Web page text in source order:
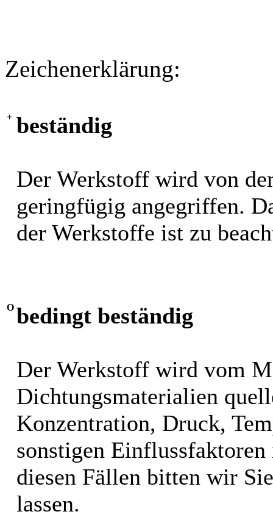
Zeichenerklärung:
+ beständig
Der Werkstoff wird von
geringfügig angegriffen.
der Werkstoffe ist zu
O bedingt beständig
Der Werkstoff wird vom
Dichtungsmaterialien
Konzentration, Druck,
sonstigen
diesen Fällen bitten wir
lassen.